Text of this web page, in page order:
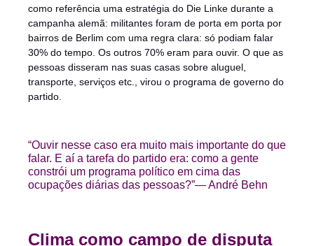
como referência uma estratégia do Die Linke durante a
campanha alemã: militantes foram de porta em porta por
bairros de Berlim com uma regra clara: só podiam falar
30% do tempo. Os outros 70% eram para ouvir. O que as
pessoas disseram nas suas casas sobre aluguel,
transporte, serviços etc., virou o programa de governo do
partido.
“Ouvir nesse caso era muito mais importante do que
falar. E aí a tarefa do partido era: como a gente
constrói um programa político em cima das
ocupações diárias das pessoas?”— André Behn
Clima como campo de disputa